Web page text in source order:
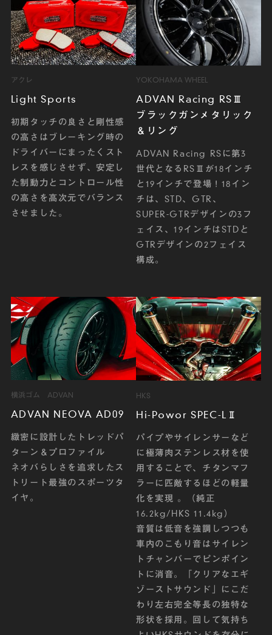
アクレ
Light Sports
初期タッチの良さと剛性感
の高さはブレーキング時の
ドライバーにまったくスト
レスを感じさせず、安定し
た制動力とコントロール性
の高さを高次元でバランス
させました。
YOKOHAMA WHEEL
ADVAN Racing RSⅢ
ブラックガンメタリック
＆リング
ADVAN Racing RSに第3
世代となるRSⅢが18インチ
と19インチで登場！18イン
チは、STD、GTR、
SUPER-GTRデザインの3フ
ェイス、19インチはSTDと
GTRデザインの2フェイス
構成。
横浜ゴム ADVAN
ADVAN NEOVA AD09
緻密に設計したトレッドパ
ターン＆プロファイル
ネオバらしさを追求したス
トリート最強のスポーツタ
イヤ。
HKS
Hi-Powor SPEC-LⅡ
パイプやサイレンサーなど
に極薄肉ステンレス材を使
用することで、チタンマフ
ラーに匹敵するほどの軽量
化を実現 。（純正
16.2kg/HKS 11.4kg）
音質は低音を強調しつつも
車内のこもり音はサイレン
トチャンバーでピンポイン
トに消音。「クリアなエギ
ゾーストサウンド」にこだ
わり左右完全等長の独特な
形状を採用。回して気持ち